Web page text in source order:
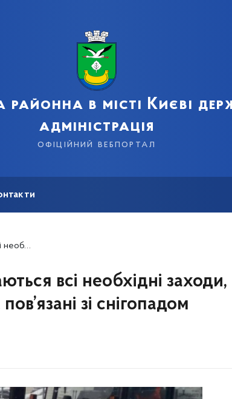
районна в місті Києві
адміністрація
офіційний вебпортал
снігопадом
всі необхідні заходи,
зі снігопадом